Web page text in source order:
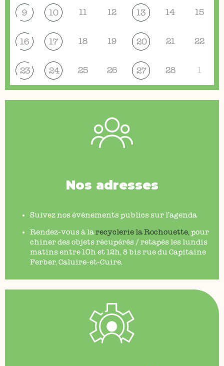
9 10 11 12 13 14 15
16 17 18 19 20 21 22
23 24 25 26 27 28 1
Nos adresses
Suivez nos événements publics sur l’agenda
Rendez-vous à larecyclerie la Rochouette, pour
chiner des objets récupérés / retapés les lundis
matins entre 10h et 12h, 8 bis rue du Capitaine
Ferber, Caluire-et-Cuire.